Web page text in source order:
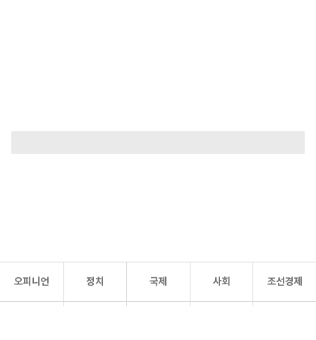
오피니언 정치 국제 사회 조선경제